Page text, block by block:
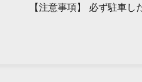
【注意事項】 必ず駐車